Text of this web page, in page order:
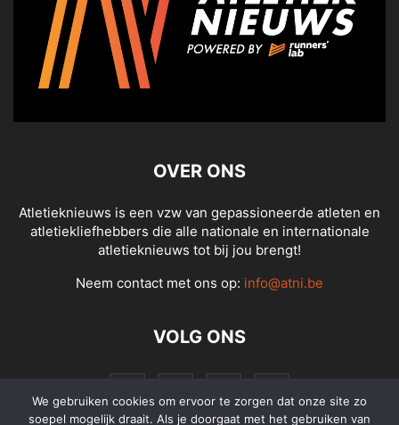
OVER ONS
Atletieknieuws is een vzw van gepassioneerde atleten en
atletiekliefhebbers die alle nationale en internationale
atletieknieuws tot bij jou brengt!
Neem contact met ons op: info@atni.be
VOLG ONS
We gebruiken cookies om ervoor te zorgen dat onze site zo
soepel mogelijk draait. Als je doorgaat met het gebruiken van